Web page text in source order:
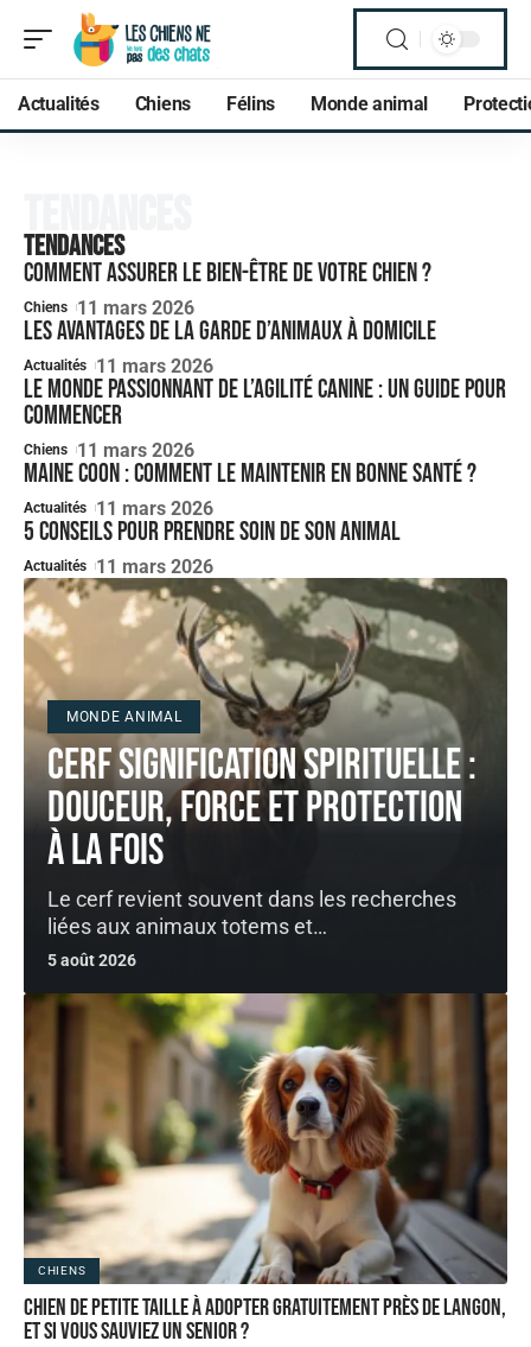
Actualités Chiens Félins Monde animal
Tendances
Comment assurer le bien-être de votre chien ?
Chiens 11 mars 2026
Les avantages de la garde d’animaux à domicile
Actualités 11 mars 2026
Le monde passionnant de l’agilité canine : Un guide pour
commencer
Chiens 11 mars 2026
Maine Coon : comment le maintenir en bonne santé ?
Actualités 11 mars 2026
5 conseils pour prendre soin de son animal
Actualités 11 mars 2026
MONDE ANIMAL
Cerf signification spirituelle :
douceur, force et protection
à la fois
Le cerf revient souvent dans les recherches
liées aux animaux totems et…
5 août 2026
CHIENS
Chien de petite taille à adopter gratuitement près de langon,
et si vous sauviez un senior ?